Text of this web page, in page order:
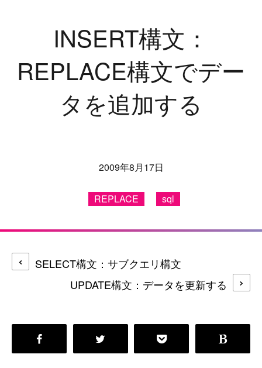
INSERT構文：
REPLACE構文でデー
タを追加する
2009年8月17日
REPLACE sql
SELECT構文：サブクエリ構文
UPDATE構文：データを更新する